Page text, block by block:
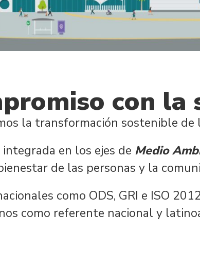
con
la transformación sostenible
en los ejes de Medio
de las personas y la
como ODS, GRI e ISO
como referente nacional y